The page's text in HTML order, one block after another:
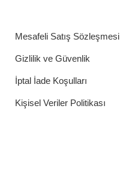
- REGÜLATÖRLER
Mesafeli Satış Sözleşmesi
Gizlilik ve Güvenlik
İptal İade Koşulları
Kişisel Veriler Politikası